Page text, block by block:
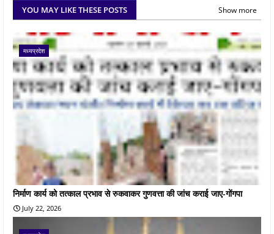
YOU MAY LIKE THESE POSTS Show more
मध्यप्रदेश
निर्माण कार्य को तत्काल प्रभाव से रुकवाकर गुणवत्ता की जांच कराई जाए-गोंगपा
July 22, 2026